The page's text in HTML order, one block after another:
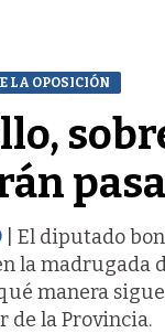
LA OPOSICIÓN
| El diputado
la madrugada
manera
de la Provincia.